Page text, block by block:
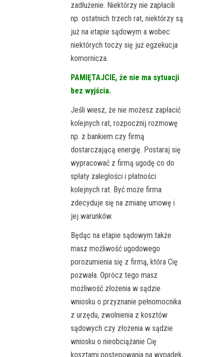
zadłużenie. Niektórzy nie zapłacili
np. ostatnich trzech rat, niektórzy są
już na etapie sądowym a wobec
niektórych toczy się już egzekucja
komornicza.
PAMIĘTAJCIE, że nie ma sytuacji
bez wyjścia.
Jeśli wiesz, że nie możesz zapłacić
kolejnych rat, rozpocznij rozmowę
np. z bankiem czy firmą
dostarczającą energię. Postaraj się
wypracować z firmą ugodę co do
spłaty zaległości i płatności
kolejnych rat. Być może firma
zdecyduje się na zmianę umowę i
jej warunków.
Będąc na etapie sądowym także
masz możliwość ugodowego
porozumienia się z firmą, która Cię
pozwała. Oprócz tego masz
możliwość złożenia w sądzie
wniosku o przyznanie pełnomocnika
z urzędu, zwolnienia z kosztów
sądowych czy złożenia w sądzie
wniosku o nieobciążanie Cię
kosztami postępowania na wypadek,